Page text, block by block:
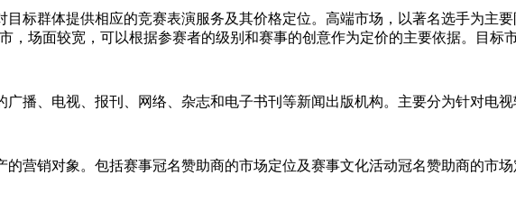
群体提供相应的竞赛表演服务及其价格定位。高端市场，以著名选手为主
，场面较宽，可以根据参赛者的级别和赛事的创意作为定价的主要依据。目标
、电视、报刊、网络、杂志和电子书刊等新闻出版机构。主要分为针对电视
销对象。包括赛事冠名赞助商的市场定位及赛事文化活动冠名赞助商的市场